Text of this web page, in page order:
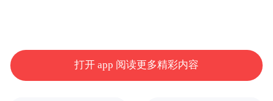
打开 app 阅读更多精彩内容